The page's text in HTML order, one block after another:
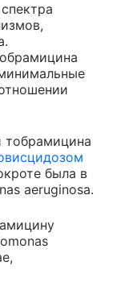
тобрамицина
была в
aeruginosa.